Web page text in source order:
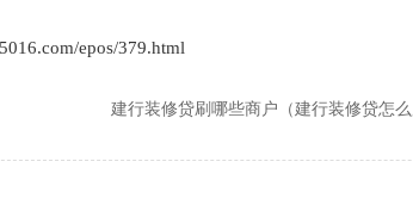
epos/379.html
建行装修贷刷哪些商户（建行装修贷怎么